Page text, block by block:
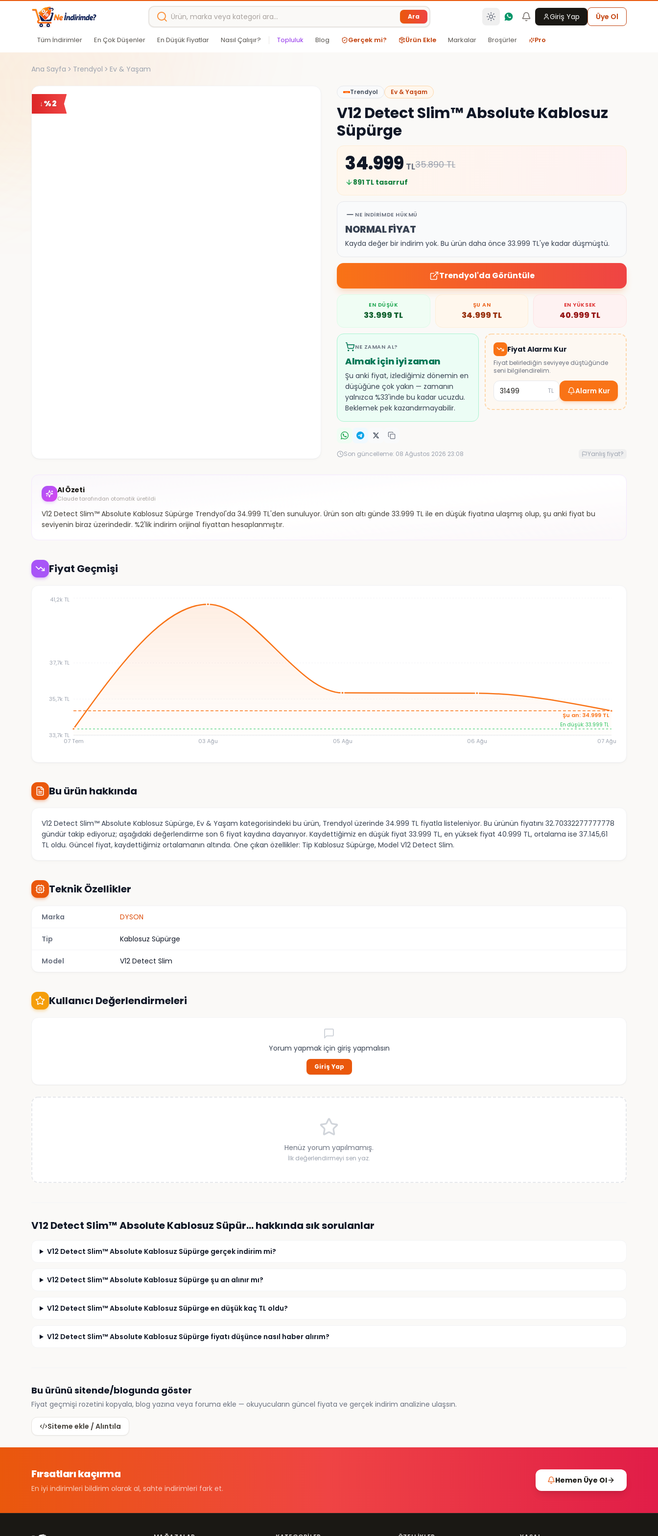
Ana içeriğe atla
Ara Giriş Yap Üye Ol
Tüm İndirimler En Çok Düşenler En Düşük Fiyatlar Nasıl Çalışır? Topluluk Blog Gerçek mi? Ürün Ekle Markalar Broşürler Pro
Ana Sayfa Trendyol Ev & Yaşam
%2
Trendyol Ev & Yaşam
V12 Detect Slim™ Absolute Kablosuz
Süpürge
34.999 TL35.890TL
891 TL tasarruf
NE İNDIRIMDE HÜKMÜ
NORMAL FİYAT
Kayda değer bir indirim yok. Bu ürün daha önce 33.999 TL'ye kadar düşmüştü.
Trendyol'da Görüntüle
EN DÜŞÜK
33.999TL
ŞU AN
34.999TL
EN YÜKSEK
40.999TL
NE ZAMAN AL?
Almak için iyi zaman
Şu anki fiyat, izlediğimiz dönemin en
düşüğüne çok yakın — zamanın
yalnızca %33'inde bu kadar ucuzdu.
Beklemek pek kazandırmayabilir.
Fiyat Alarmı Kur
Fiyat belirlediğin seviyeye düştüğünde
seni bilgilendirelim.
TL Alarm Kur
Son güncelleme: 08 Ağustos 2026 23:08 Yanlış fiyat?
AI Özeti
Claude tarafından otomatik üretildi
V12 Detect Slim™ Absolute Kablosuz Süpürge Trendyol'da 34.999 TL'den sunuluyor. Ürün son altı günde 33.999 TL ile en düşük fiyatına ulaşmış olup, şu anki fiyat bu
seviyenin biraz üzerindedir. %2'lik indirim orijinal fiyattan hesaplanmıştır.
Fiyat Geçmişi
07 Tem 03 Ağu 05 Ağu 06 Ağu 07 Ağu
33,7k TL
35,7k TL
37,7k TL
41,2k TL
Şu an: 34.999 TL
En düşük: 33.999 TL
Bu ürün hakkında
V12 Detect Slim™ Absolute Kablosuz Süpürge, Ev & Yaşam kategorisindeki bu ürün, Trendyol üzerinde 34.999 TL fiyatla listeleniyor. Bu ürünün fiyatını 32.70332277777778
gündür takip ediyoruz; aşağıdaki değerlendirme son 6 fiyat kaydına dayanıyor. Kaydettiğimiz en düşük fiyat 33.999 TL, en yüksek fiyat 40.999 TL, ortalama ise 37.145,61
TL oldu. Güncel fiyat, kaydettiğimiz ortalamanın altında. Öne çıkan özellikler: Tip Kablosuz Süpürge, Model V12 Detect Slim.
Teknik Özellikler
Marka DYSON
Tip Kablosuz Süpürge
Model V12 Detect Slim
Kullanıcı Değerlendirmeleri
Yorum yapmak için giriş yapmalısın
Giriş Yap
Henüz yorum yapılmamış.
İlk değerlendirmeyi sen yaz.
V12 Detect Slim™ Absolute Kablosuz Süpür…hakkında sık sorulanlar
V12 Detect Slim™ Absolute Kablosuz Süpürge gerçek indirim mi?
V12 Detect Slim™ Absolute Kablosuz Süpürge şu an alınır mı?
V12 Detect Slim™ Absolute Kablosuz Süpürge en düşük kaç TL oldu?
V12 Detect Slim™ Absolute Kablosuz Süpürge fiyatı düşünce nasıl haber alırım?
Bu ürünü sitende/blogunda göster
Fiyat geçmişi rozetini kopyala, blog yazına veya foruma ekle — okuyucuların güncel fiyata ve gerçek indirim analizine ulaşsın.
Siteme ekle / Alıntıla
Fırsatları kaçırma
En iyi indirimleri bildirim olarak al, sahte indirimleri fark et.
Hemen Üye Ol